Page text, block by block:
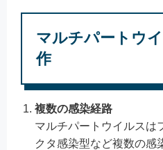
マルチパートウ
作
複数の感染経路
マルチパートウイルスは
クタ感染型など複数の感